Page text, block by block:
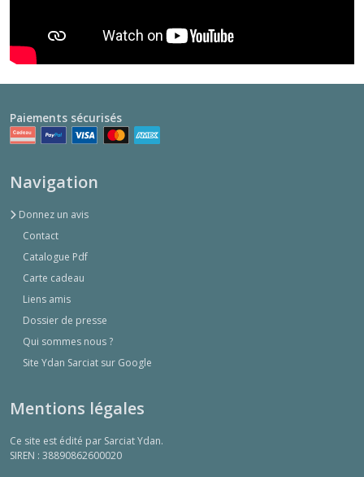
Paiements sécurisés
Navigation
Donnez un avis
Contact
Catalogue Pdf
Carte cadeau
Liens amis
Dossier de presse
Qui sommes nous ?
Site Ydan Sarciat sur Google
Mentions légales
Ce site est édité par Sarciat Ydan.
SIREN : 38890862600020